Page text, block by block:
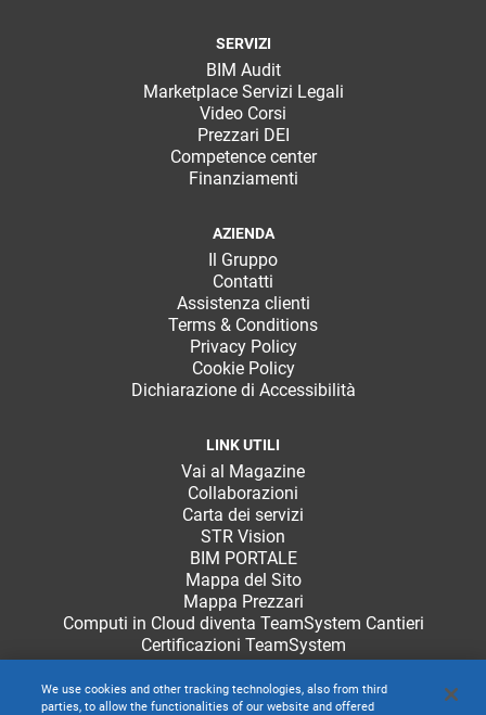
SERVIZI
BIM Audit
Marketplace Servizi Legali
Video Corsi
Prezzari DEI
Competence center
Finanziamenti
AZIENDA
Il Gruppo
Contatti
Assistenza clienti
Terms & Conditions
Privacy Policy
Cookie Policy
Dichiarazione di Accessibilità
LINK UTILI
Vai al Magazine
Collaborazioni
Carta dei servizi
STR Vision
BIM PORTALE
Mappa del Sito
Mappa Prezzari
Computi in Cloud diventa TeamSystem Cantieri
Certificazioni TeamSystem
We use cookies and other tracking technologies, also from third
parties, to allow the functionalities of our website and offered